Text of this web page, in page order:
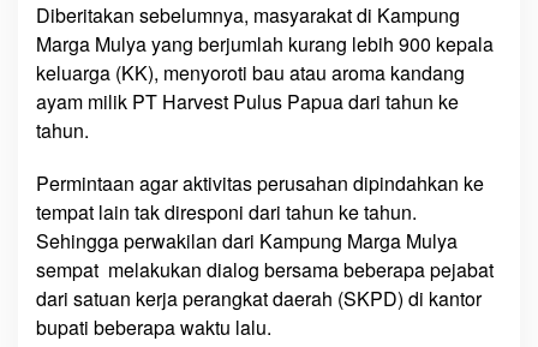
M
e
r
a
e
Diberitakan sebelumnya, masyarakat di Kampung
Marga Mulya yang berjumlah kurang lebih 900 kepala
keluarga (KK), menyoroti bau atau aroma kandang
ayam milik PT Harvest Pulus Papua dari tahun ke
tahun.
Permintaan agar aktivitas perusahan dipindahkan ke
tempat lain tak diresponi dari tahun ke tahun.
Sehingga perwakilan dari Kampung Marga Mulya
sempat melakukan dialog bersama beberapa pejabat
dari satuan kerja perangkat daerah (SKPD) di kantor
bupati beberapa waktu lalu.